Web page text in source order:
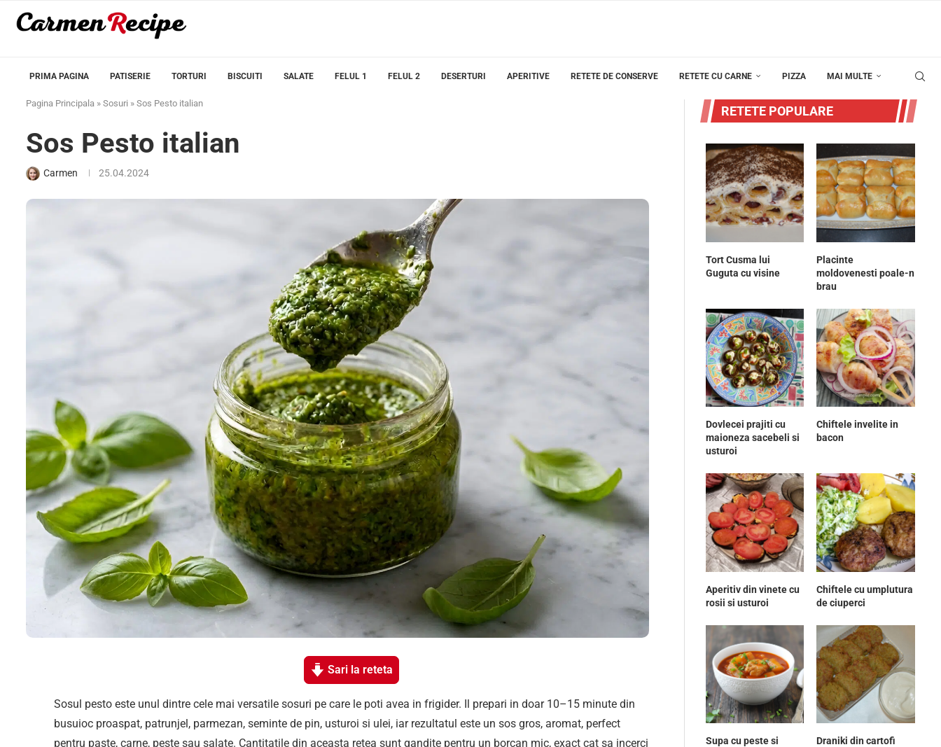
PRIMA PAGINA PATISERIE TORTURI BISCUITI SALATE FELUL 1 FELUL 2 DESERTURI APERITIVE RETETE DE CONSERVE RETETE CU CARNE PIZZA MAI MULTE
Pagina Principala » Sosuri » Sos Pesto italian
Sos Pesto italian
Carmen 25.04.2024
Sari la reteta
Sosul pesto este unul dintre cele mai versatile sosuri pe care le poti avea in frigider. Il prepari in doar 10–15 minute din
busuioc proaspat, patrunjel, parmezan, seminte de pin, usturoi si ulei, iar rezultatul este un sos gros, aromat, perfect
pentru paste, carne, peste sau salate. Cantitatile din aceasta retea sunt gandite pentru un borcan mic, exact cat sa incerci
RETETE POPULARE
Tort Cusma lui
Guguta cu visine
Placinte
moldovenesti poale-n
brau
Dovlecei prajiti cu
maioneza sacebeli si
usturoi
Chiftele invelite in
bacon
Aperitiv din vinete cu
rosii si usturoi
Chiftele cu umplutura
de ciuperci
Supa cu peste si
Draniki din cartofi